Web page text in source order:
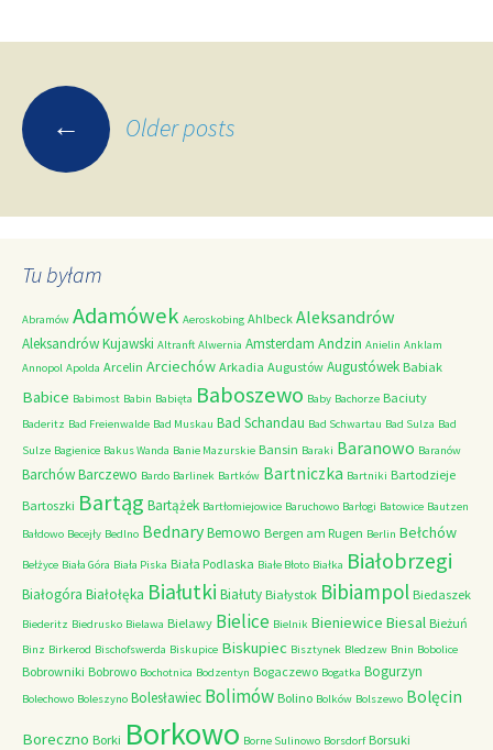
Posts
navigation
← Older posts
Tu byłam
Abramów Adamówek Aeroskobing Ahlbeck Aleksandrów
Aleksandrów Kujawski Altranft Alwernia Amsterdam Andzin Anielin Anklam
Annopol Apolda Arcelin Arciechów Arkadia Augustów Augustówek Babiak
Babice Babimost Babin Babięta Baboszewo Baby Bachorze Baciuty
Baderitz Bad Freienwalde Bad Muskau Bad Schandau Bad Schwartau Bad Sulza Bad
Sulze Bagienice Bakus Wanda Banie Mazurskie Bansin Baraki Baranowo Baranów
BarchówBarczewo Bardo Barlinek Bartków Bartniczka Bartniki Bartodzieje
Bartoszki Bartąg Bartążek Bartłomiejowice Baruchowo Barłogi Batowice Bautzen
Bałdowo Becejły Bedlno BednaryBemowo Bergen am Rugen Berlin Bełchów
Bełżyce Biała Góra Biała Piska Biała Podlaska Białe Błoto Białka Białobrzegi
Białogóra Białołęka Białutki Białuty Białystok Bibiampol Biedaszek
Biederitz Biedrusko Bielawa Bielawy Bielice Bielnik Bieniewice Biesal Bieżuń
Binz Birkerod Bischofswerda Biskupice Biskupiec Bisztynek Bledzew Bnin Bobolice
Bobrowniki Bobrowo Bochotnica Bodzentyn Bogaczewo Bogatka Bogurzyn
Bolechowo Boleszyno Bolesławiec Bolimów Bolino Bolków Bolszewo Bolęcin
Boreczno Borki Borkowo Borne Sulinowo Borsdorf Borsuki